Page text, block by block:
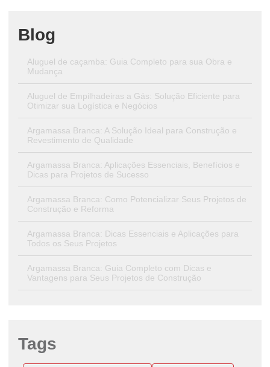
Blog
Aluguel de caçamba: Guia Completo para sua Obra e
Mudança
Aluguel de Empilhadeiras a Gás: Solução Eficiente para
Otimizar sua Logística e Negócios
Argamassa Branca: A Solução Ideal para Construção e
Revestimento de Qualidade
Argamassa Branca: Aplicações Essenciais, Benefícios e
Dicas para Projetos de Sucesso
Argamassa Branca: Como Potencializar Seus Projetos de
Construção e Reforma
Argamassa Branca: Dicas Essenciais e Aplicações para
Todos os Seus Projetos
Argamassa Branca: Guia Completo com Dicas e
Vantagens para Seus Projetos de Construção
Argamassa Branca: Tipos, Benefícios e Guia Prático para
Aplicação em Projetos
Tags